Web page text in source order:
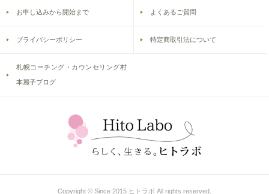
お申し込みから開始まで よくあるご質問
プライバシーポリシー 特定商取引法について
札幌コーチング・カウンセリング村
本麗子ブログ
Copyright © Since 2015 ヒトラボ All rights reserved.